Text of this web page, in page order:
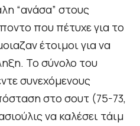
“ανάσα” στους
που πέτυχε για το
έτοιμοι για να
Το σύνολο του
συνεχόμενους
στο σουτ (75-73,
να καλέσει τάιμ